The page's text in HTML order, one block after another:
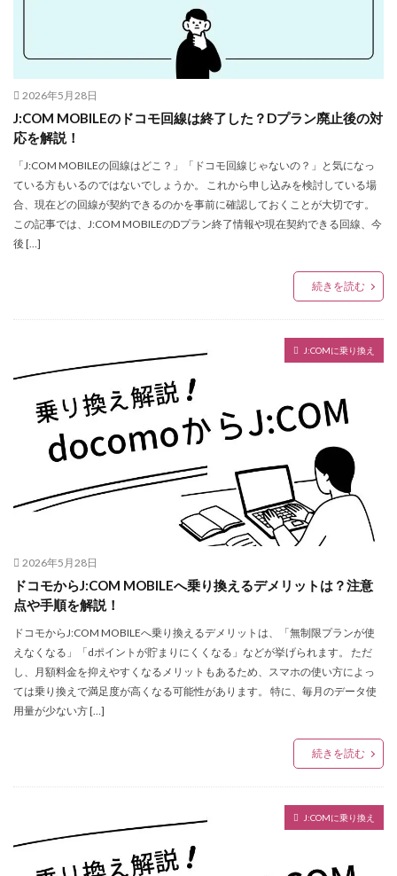
2026年5月28日
J:COM MOBILEのドコモ回線は終了した？Dプラン廃止後の対
応を解説！
「J:COM MOBILEの回線はどこ？」「ドコモ回線じゃないの？」と気になっ
ている方もいるのではないでしょうか。 これから申し込みを検討している場
合、現在どの回線が契約できるのかを事前に確認しておくことが大切です。
この記事では、J:COM MOBILEのDプラン終了情報や現在契約できる回線、今
後 […]
続きを読む
J:COMに乗り換え
2026年5月28日
ドコモからJ:COM MOBILEへ乗り換えるデメリットは？注意
点や手順を解説！
ドコモからJ:COM MOBILEへ乗り換えるデメリットは、「無制限プランが使
えなくなる」「dポイントが貯まりにくくなる」などが挙げられます。 ただ
し、月額料金を抑えやすくなるメリットもあるため、スマホの使い方によっ
ては乗り換えで満足度が高くなる可能性があります。 特に、毎月のデータ使
用量が少ない方 […]
続きを読む
J:COMに乗り換え